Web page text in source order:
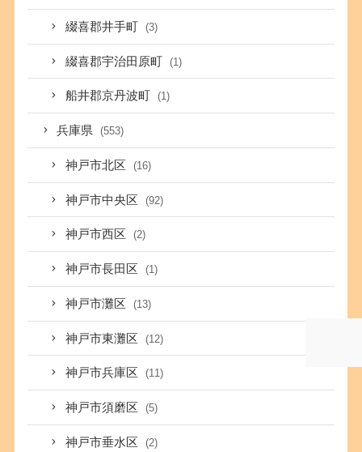
綴喜郡井手町 (3)
綴喜郡宇治田原町 (1)
船井郡京丹波町 (1)
兵庫県 (553)
神戸市北区 (16)
神戸市中央区 (92)
神戸市西区 (2)
神戸市長田区 (1)
神戸市灘区 (13)
神戸市東灘区 (12)
神戸市兵庫区 (11)
神戸市須磨区 (5)
神戸市垂水区 (2)